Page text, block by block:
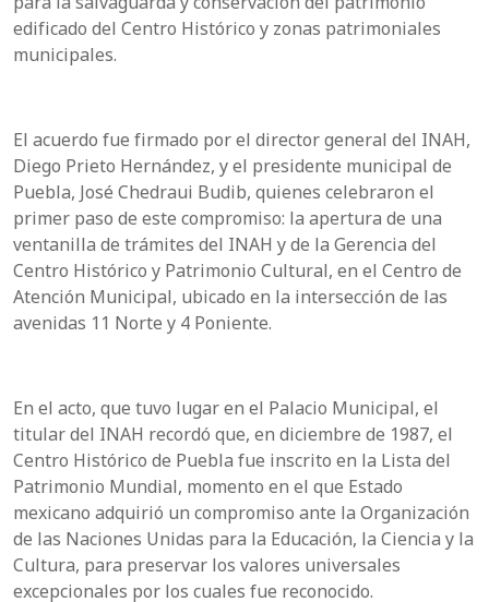
edificado del Centro Histórico y zonas patrimoniales
municipales.
El acuerdo fue firmado por el director general del INAH,
Diego Prieto Hernández, y el presidente municipal de
Puebla, José Chedraui Budib, quienes celebraron el
primer paso de este compromiso: la apertura de una
ventanilla de trámites del INAH y de la Gerencia del
Centro Histórico y Patrimonio Cultural, en el Centro de
Atención Municipal, ubicado en la intersección de las
avenidas 11 Norte y 4 Poniente.
En el acto, que tuvo lugar en el Palacio Municipal, el
titular del INAH recordó que, en diciembre de 1987, el
Centro Histórico de Puebla fue inscrito en la Lista del
Patrimonio Mundial, momento en el que Estado
mexicano adquirió un compromiso ante la Organización
de las Naciones Unidas para la Educación, la Ciencia y la
Cultura, para preservar los valores universales
excepcionales por los cuales fue reconocido.